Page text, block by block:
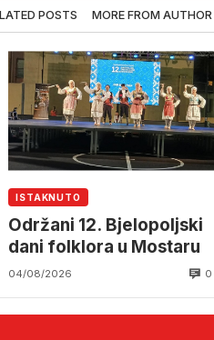
POSTS MORE FROM AUTHOR
ISTAKNUTO
Održani 12. Bjelopoljski
dani folklora u Mostaru
04/08/2026 0